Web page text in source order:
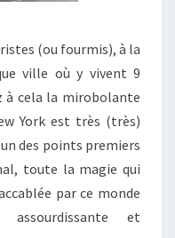
(ou fourmis), à la
ville où y vivent 9
à cela la mirobolante
York est très (très)
des points premiers
toute la magie qui
par ce monde
et